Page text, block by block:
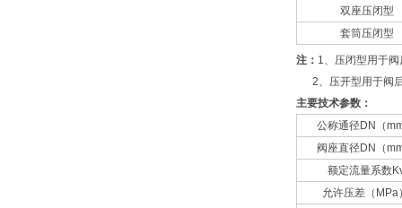
双座压闭型
套筒压闭型
注： 1、压闭型用于
2、压开型用于阀后
主要技术参数：
公称通径DN（
阀座直径DN（
额定流量系数
允许压差（MPa